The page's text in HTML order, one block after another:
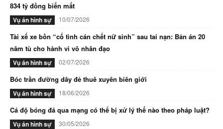
834 tỷ đồng biến mất
Vụ án hình sự 10/07/2026
Tài xế xe bồn “cố tình cán chết nữ sinh” sau tai nạn: Bản án 20
năm tù cho hành vi vô nhân đạo
Vụ án hình sự 02/07/2026
Bóc trần đường dây đẻ thuê xuyên biên giới
Vụ án hình sự 18/06/2026
Cá độ bóng đá qua mạng có thể bị xử lý thế nào theo pháp luật?
Vụ án hình sự 30/05/2026